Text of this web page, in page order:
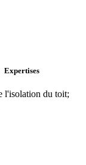
Expertises
l'isolation du toit;